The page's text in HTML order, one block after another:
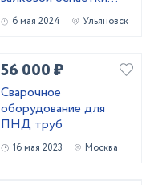
для профилирования
металла
6 мая 2024 Ульяновск
56 000 ₽
Сварочное
оборудование для
ПНД труб
16 мая 2023 Москва